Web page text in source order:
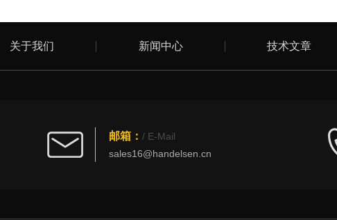
关于我们 新闻中心 技术文章
邮箱： / E-Mail
sales16@handelsen.cn